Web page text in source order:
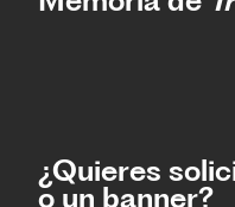
¿Quieres
o un banner?